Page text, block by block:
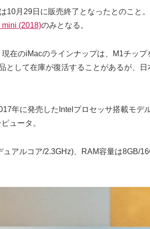
10月29日に販売終了となったとのこと
mini (2018)のみとなる。
在のiMacのラインナップは、M1チップ
として在庫が復活することがあるが、
年に発売したIntelプロセッサ搭載モ
ュータ。
アルコア/2.3GHz)、RAM容量は8GB/